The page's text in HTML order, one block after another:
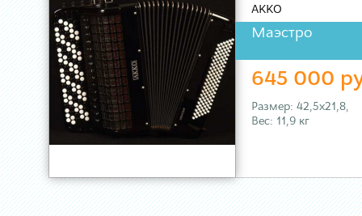
AKKO
Маэстро
645 000
Размер: 42,5х21,8,
Вес: 11,9 кг